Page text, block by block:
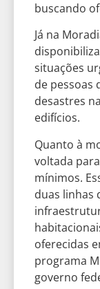
buscando
Já na
situações
de pessoas
desastres
edifícios.
Quanto à
voltada
mínimos.
duas linhas
oferecidas
programa
governo